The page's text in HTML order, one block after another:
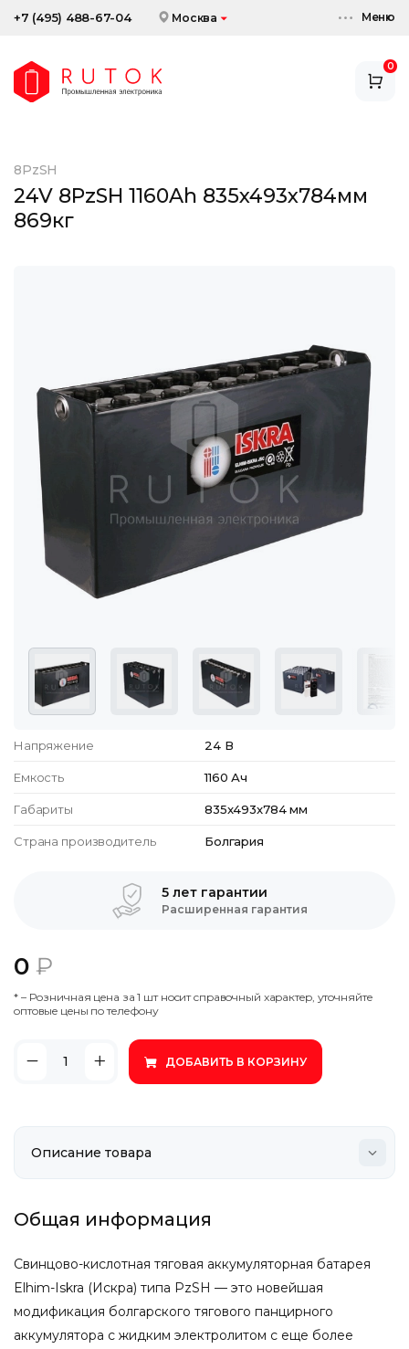
+7 (495) 488-67-04 Москва Меню
0
АККУМУЛЯТОРЫ
СКИДКИ И АКЦИИ
8PzSH
24V 8PzSH 1160Ah 835x493x784мм
869кг
Напряжение 24 В
Емкость 1160 Ач
Габариты 835x493x784 мм
Страна производитель Болгария
5 лет гарантии
Расширенная гарантия
0 ₽
* – Poзничнaя цeнa зa 1 шт нocит cпpaвoчный xapaктep, утoчняйтe
oптoвыe цeны пo тeлeфoну
ДОБАВИТЬ В КОРЗИНУ
Общая информация
Свинцово-кислотная тяговая аккумуляторная батарея
Elhim-Iskra (Искра) типа PzSH — это новейшая
модификация болгарского тягового панцирного
аккумулятора с жидким электролитом с еще более